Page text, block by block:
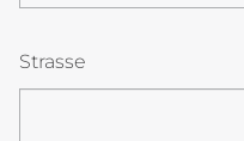
Strasse